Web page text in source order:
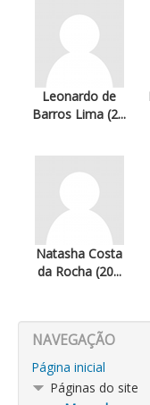
Leonardo de
Barros Lima (2...
Natasha Costa
da Rocha (20...
NAVEGAÇÃO
Página inicial
Páginas do site